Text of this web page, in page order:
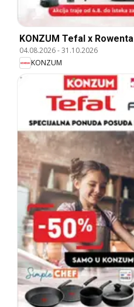
KONZUM Tefal x Rowenta
04.08.2026-31.10.2026
KONZUM